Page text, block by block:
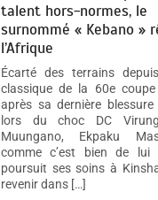
talent hors-normes, le
surnommé « Kebano »
l’Afrique
Écarté des terrains
classique de la 60e
après sa dernière
lors du choc DC
Muungano, Ekpaku
comme c’est bien de lui
poursuit ses soins à
revenir dans […]